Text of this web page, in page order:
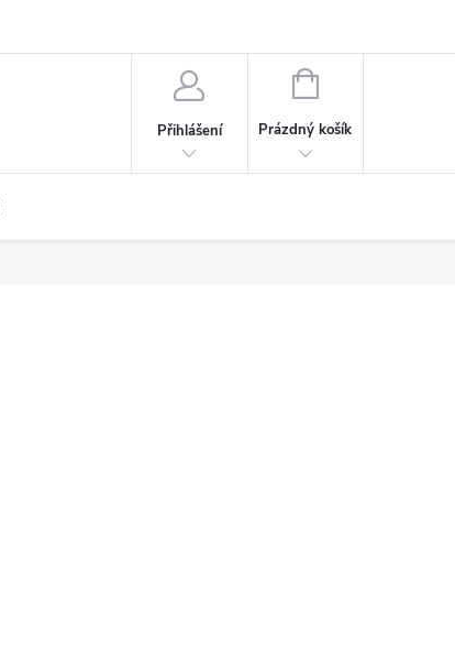
Přihlášení
NÁKUPNÍ
Prázdný košík